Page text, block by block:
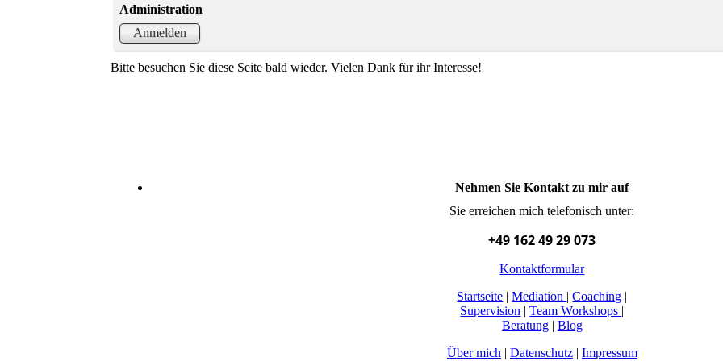
Administration
Anmelden
Bitte besuchen Sie diese Seite bald wieder. Vielen Dank für ihr Interesse!
Nehmen Sie Kontakt zu mir auf
Sie erreichen mich telefonisch unter:
+49 162 49 29 073
Kontaktformular
Startseite |Mediation |Coaching |
Supervision |Team Workshops |
Beratung| Blog
Über mich | Datenschutz| Impressum